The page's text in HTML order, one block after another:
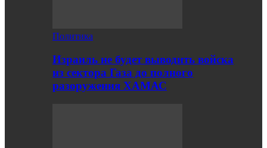
Политика
Израиль не будет выводить войска
из сектора Газа до полного
разоружения ХАМАС